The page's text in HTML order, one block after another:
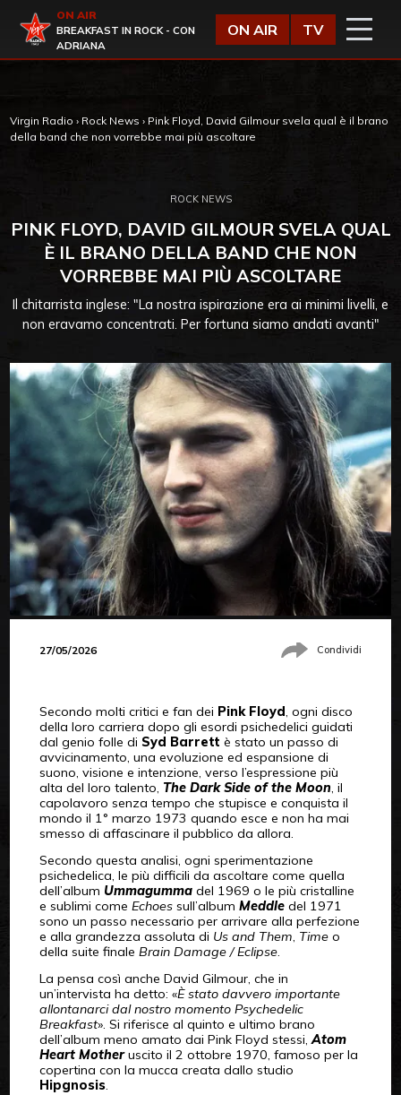
Virgin Radio
ON AIR
BREAKFAST IN ROCK - CON
ADRIANA
ON AIR TV
Virgin Radio › Rock News › Pink Floyd, David Gilmour svela qual è il brano
della band che non vorrebbe mai più ascoltare
ROCK NEWS
PINK FLOYD, DAVID GILMOUR SVELA QUAL
È IL BRANO DELLA BAND CHE NON
VORREBBE MAI PIÙ ASCOLTARE
Il chitarrista inglese: "La nostra ispirazione era ai minimi livelli, e
non eravamo concentrati. Per fortuna siamo andati avanti"
27/05/2026 Condividi
Secondo molti critici e fan dei Pink Floyd, ogni disco
della loro carriera dopo gli esordi psichedelici guidati
dal genio folle di Syd Barrett è stato un passo di
avvicinamento, una evoluzione ed espansione di
suono, visione e intenzione, verso l’espressione più
alta del loro talento, The Dark Side of the Moon, il
capolavoro senza tempo che stupisce e conquista il
mondo il 1° marzo 1973 quando esce e non ha mai
smesso di affascinare il pubblico da allora.
Secondo questa analisi, ogni sperimentazione
psichedelica, le più difficili da ascoltare come quella
dell’album Ummagumma del 1969 o le più cristalline
e sublimi come Echoessull’album Meddle del 1971
sono un passo necessario per arrivare alla perfezione
e alla grandezza assoluta di Us and Them, Timeo
della suite finale Brain Damage / Eclipse.
La pensa così anche David Gilmour, che in
un’intervista ha detto: «È stato davvero importante
allontanarci dal nostro momento Psychedelic
Breakfast». Si riferisce al quinto e ultimo brano
dell’album meno amato dai Pink Floyd stessi,Atom
Heart Motheruscito il 2 ottobre 1970, famoso per la
copertina con la mucca creata dallo studio
Hipgnosis.